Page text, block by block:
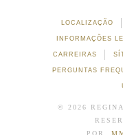
LOCALIZAÇÃO
INFORMAÇÕES
CARREIRAS
PERGUNTAS
© 2026
POR